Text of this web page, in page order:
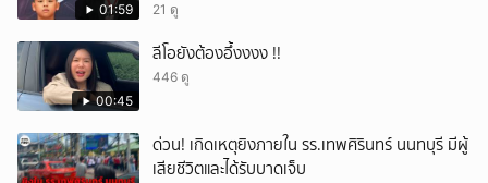
01:59 21 ดู
00:45
ลีโอยังต้องอึ้งงงง !!
446 ดู
ด่วน! เกิดเหตุยิงภายใน รร.เทพศิรินทร์ นนทบุรี มีผู้
เสียชีวิตและได้รับบาดเจ็บ